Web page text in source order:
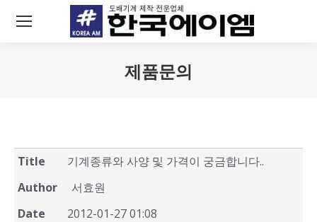
제품문의
Title
기계종류와 사양 및 가격이 궁금합니다..
Author
서효원
Date
2012-01-27 01:08